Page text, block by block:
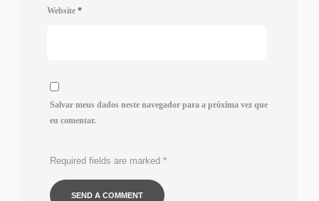
Website *
Salvar meus dados neste navegador para a próxima vez que
eu comentar.
Required fields are marked *